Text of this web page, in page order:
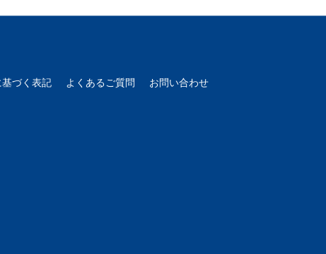
づく表記 よくあるご質問 お問い合わせ